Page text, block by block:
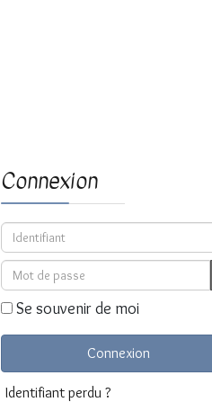
Connexion
Identifiant
Mot de passe
Se souvenir de moi
Connexion
Identifiant perdu ?